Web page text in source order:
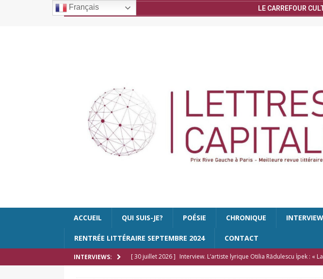
LE CARREFOUR
ACCUEIL QUI SUIS-JE? POÉSIE CHRONIQUE
RENTRÉE LITTÉRAIRE SEPTEMBRE 2024 CONTACT
INTERVIEWS: [ 30 juillet 2026 ] Interview. L’artiste lyrique Otilia Rădulescu İpek : «
Français